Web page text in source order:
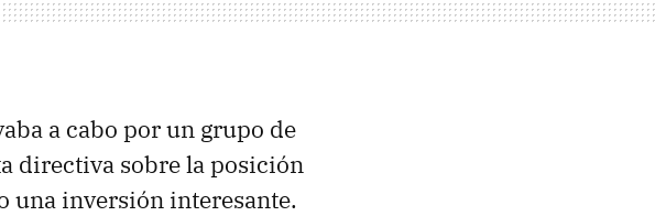
a cabo por un grupo de
directiva sobre la posición
una inversión interesante.